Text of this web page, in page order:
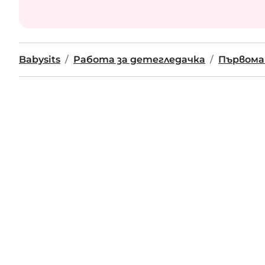
Babysits Работа за детегледачка